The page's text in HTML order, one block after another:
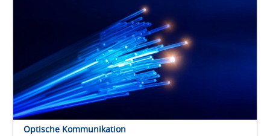
Optische Kommunikation